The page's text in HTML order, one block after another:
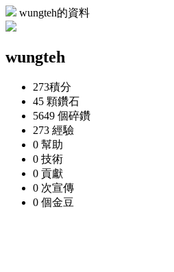
wungteh的資料
wungteh
273積分
45 顆鑽石
5649 個碎鑽
273 經驗
0 幫助
0 技術
0 貢獻
0 次宣傳
0 個金豆